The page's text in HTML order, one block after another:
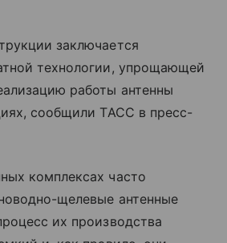
заключается
технологии, упрощающей
работы антенны
сообщили ТАСС в пресс-
комплексах часто
щелевые антенные
их производства